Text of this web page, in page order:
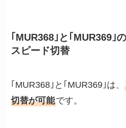
｢MUR368｣と｢MUR369｣
スピード切替
｢MUR368｣と｢MUR369｣は、
切替が可能です。